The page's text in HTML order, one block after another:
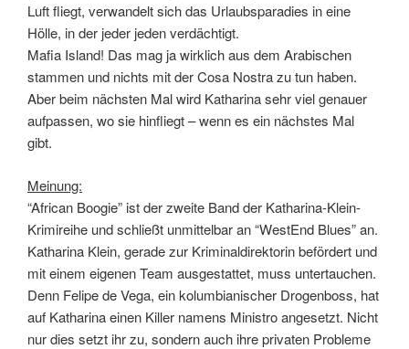
Luft fliegt, verwandelt sich das Urlaubsparadies in eine
Hölle, in der jeder jeden verdächtigt.
Mafia Island! Das mag ja wirklich aus dem Arabischen
stammen und nichts mit der Cosa Nostra zu tun haben.
Aber beim nächsten Mal wird Katharina sehr viel genauer
aufpassen, wo sie hinfliegt – wenn es ein nächstes Mal
gibt.
Meinung:
“African Boogie” ist der zweite Band der Katharina-Klein-
Krimireihe und schließt unmittelbar an “WestEnd Blues” an.
Katharina Klein, gerade zur Kriminaldirektorin befördert und
mit einem eigenen Team ausgestattet, muss untertauchen.
Denn Felipe de Vega, ein kolumbianischer Drogenboss, hat
auf Katharina einen Killer namens Ministro angesetzt. Nicht
nur dies setzt ihr zu, sondern auch ihre privaten Probleme